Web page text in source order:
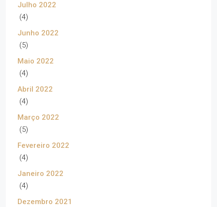
Julho 2022
(4)
Junho 2022
(5)
Maio 2022
(4)
Abril 2022
(4)
Março 2022
(5)
Fevereiro 2022
(4)
Janeiro 2022
(4)
Dezembro 2021